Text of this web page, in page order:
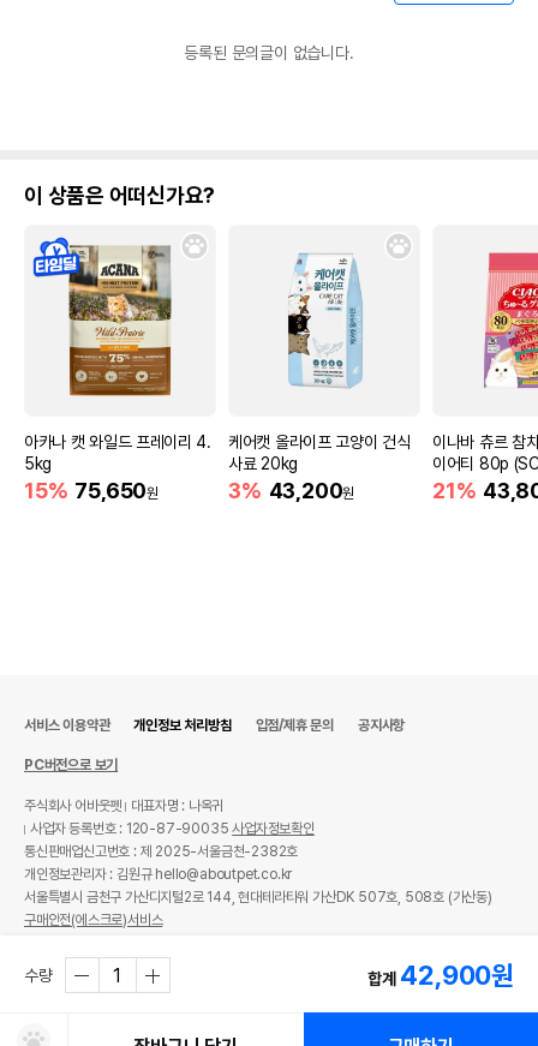
등록된 문의글이 없습니다.
이 상품은 어떠신가요?
아카나 캣 와일드 프레이리 4.
5kg
15% 75,650원
케어캣 올라이프 고양이 건식
사료 20kg
3% 43,200원
이나바 츄르 참
이어티 80p
21%
수량 합계 42,900원
서비스 이용약관 개인정보 처리방침 입점/제휴 문의 공지사항
PC버전으로 보기
주식회사 어바웃펫
대표자명 : 나옥귀
사업자 등록번호 : 120-87-90035사업자정보확인
통신판매업신고번호 : 제 2025-서울금천-2382호
개인정보관리자 : 김원규 hello@aboutpet.co.kr
서울특별시 금천구 가산디지털2로 144, 현대테라타워 가산DK 507호, 508호 (가산동)
구매안전(에스크로)서비스